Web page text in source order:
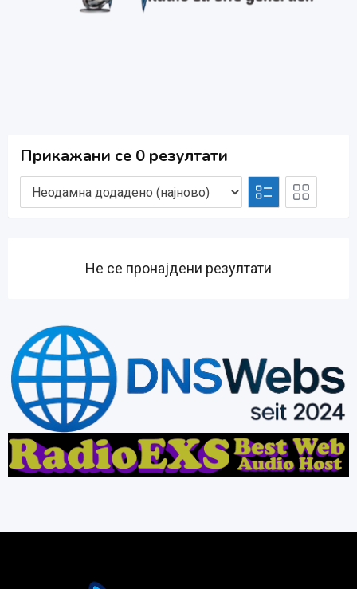
Прикажани се 0 резултати
Не се пронајдени резултати